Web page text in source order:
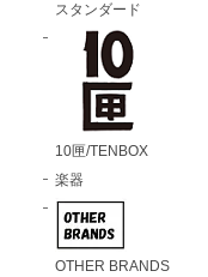
スタンダード
10匣/TENBOX
楽器
OTHER BRANDS